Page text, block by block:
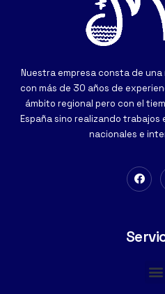
Nuestra empresa consta de
con más de 30 años de
ámbito regional pero con el
España sino realizando
nacionales e